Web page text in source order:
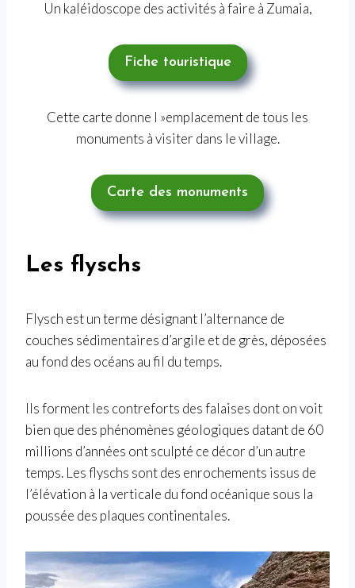
Un kaléidoscope des activités à faire à Zumaia,
Fiche touristique
Cette carte donne l »emplacement de tous les
monuments à visiter dans le village.
Carte des monuments
Les flyschs
Flysch est un terme désignant l’alternance de
couches sédimentaires d’argile et de grès, déposées
au fond des océans au fil du temps.
Ils forment les contreforts des falaises dont on voit
bien que des phénomènes géologiques datant de 60
millions d’années ont sculpté ce décor d’un autre
temps. Les flyschs sont des enrochements issus de
l’élévation à la verticale du fond océanique sous la
poussée des plaques continentales.